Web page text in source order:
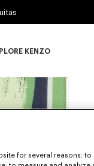
subcategories
KENZO
EXPLORE KENZO
for several reasons: to